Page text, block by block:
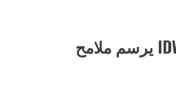
المملكة في قلب قطاع المياه العالمي.. مؤتمر IDWS 2026 يرسم ملامح